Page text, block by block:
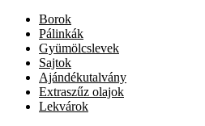
Borok
Pálinkák
Gyümölcslevek
Sajtok
Ajándékutalvány
Extraszűz olajok
Lekvárok